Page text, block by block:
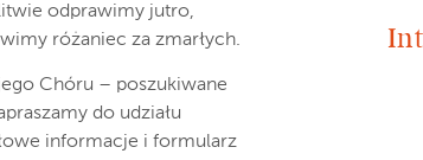
odprawimy jutro,
różaniec za zmarłych.
Chóru – poszukiwane
do udziału
informacje i formularz